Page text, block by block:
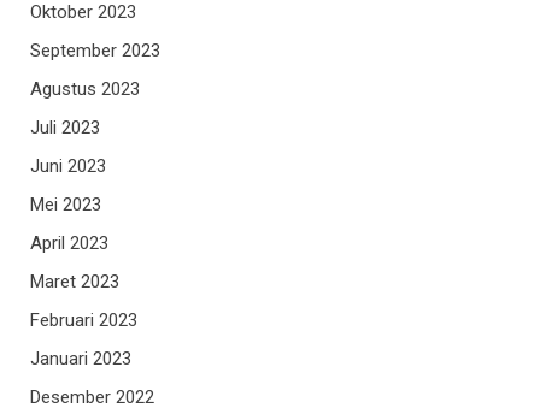
Oktober 2023
September 2023
Agustus 2023
Juli 2023
Juni 2023
Mei 2023
April 2023
Maret 2023
Februari 2023
Januari 2023
Desember 2022